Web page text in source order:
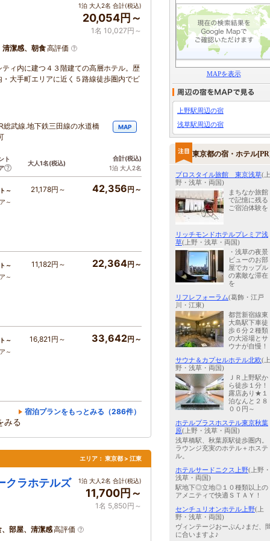
1泊 大人2名 合計(税込)
20,054円～
1名 10,027円～
清潔感、朝食高評価
ィ内に建つ４３階建ての高層ホテル。歴
大手町エリアに近く５路線徒歩圏内でビ
武線.地下鉄三田線の水道橋
MAP
ト
大人1名(税込)
合計(税込)
1泊 大人2名
～
～
21,178円～ 42,356円～
～
～
11,182円～ 22,364円～
～
～
16,821円～ 33,642円～
宿泊プランをもっとみる（286件）
みる
エリア： 東京都 > 江東
クラホテルズ 1泊 大人2名 合計(税込)
11,700円～
1名 5,850円～
、部屋、清潔感高評価
MAPを表示
上野駅周辺の宿
浅草駅周辺の宿
東京都の宿・ホテル
プロスタイル旅館 東京浅草(上
野・浅草・両国)
まちなか旅館
で記憶に残る
ご宿泊体験を
リッチモンドホテルプレミア浅
草(上野・浅草・両国)
・浅草の夜景
ビューのお部
屋でカップル
の素敵な滞在
を
リフレフォーラム(葛飾・江戸
川・江東)
都営新宿線東
大島駅下車徒
歩６分２種類
の大浴場とサ
ウナが自慢！
サウナ＆カプセルホテル北欧(上
野・浅草・両国)
ＪＲ上野駅か
ら徒歩１分！
露店あり★１
泊なんと２８
００円～
ホテルプラスホステル東京秋葉
原(上野・浅草・両国)
浅草橋駅、秋葉原駅徒歩圏内。
ラウンジ充実のホテル＋ホステ
ル。
ホテルサードニクス上野(上野・
浅草・両国)
駅地下◎立地◎１０種類以上の
アメニティで快適ＳＴＡＹ！
センチュリオンホテル上野(上
野・浅草・両国)
ヴィンテージおーぷん♪まだ、
に合いますよ♪